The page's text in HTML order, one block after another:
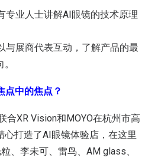
专业人士讲解AI眼镜的技术原理
与展商代表互动，了解产品的最
点中的焦点？
合XR Vision和MOYO在杭州市高
心打造了AI眼镜体验店，在这里
、李未可、雷鸟、AM glass、